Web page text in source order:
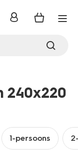
inloggen
240x220
1-persoons